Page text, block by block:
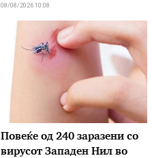
08/08/2026 10:08
Повеќе од 240 заразени со
вирусот Западен Нил во